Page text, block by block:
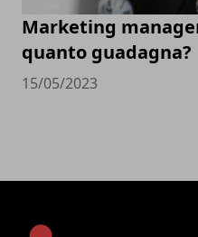
Marketing
quanto guadagna?
15/05/2023